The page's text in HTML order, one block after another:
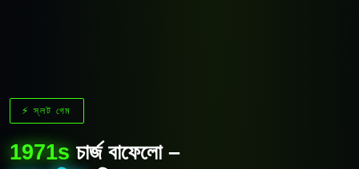
⚡ স্লট গেম
1971s চার্জ বাফেলো –